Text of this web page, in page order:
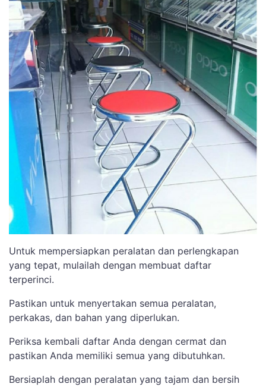
Untuk mempersiapkan peralatan dan perlengkapan
yang tepat, mulailah dengan membuat daftar
terperinci.
Pastikan untuk menyertakan semua peralatan,
perkakas, dan bahan yang diperlukan.
Periksa kembali daftar Anda dengan cermat dan
pastikan Anda memiliki semua yang dibutuhkan.
Bersiaplah dengan peralatan yang tajam dan bersih